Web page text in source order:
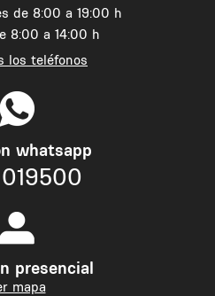
de 8:00 a 19:00 h
8:00 a 14:00 h
los teléfonos
whatsapp
presencial
mapa